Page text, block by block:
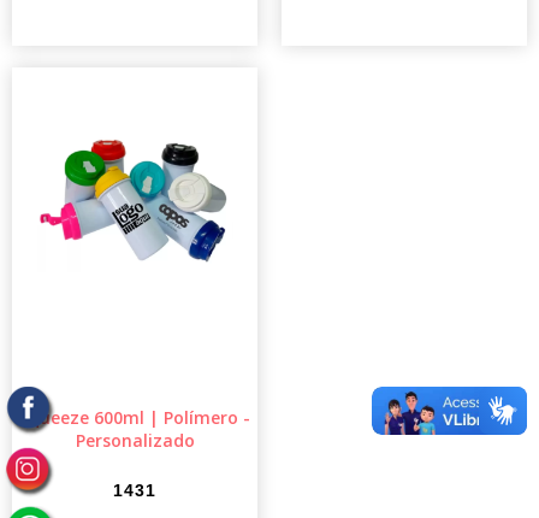
Squeeze 600ml | Polímero -
Personalizado
1431